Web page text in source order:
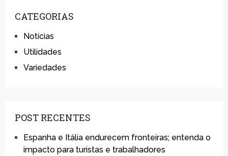
CATEGORIAS
Notícias
Utilidades
Variedades
POST RECENTES
Espanha e Itália endurecem fronteiras; entenda o
impacto para turistas e trabalhadores